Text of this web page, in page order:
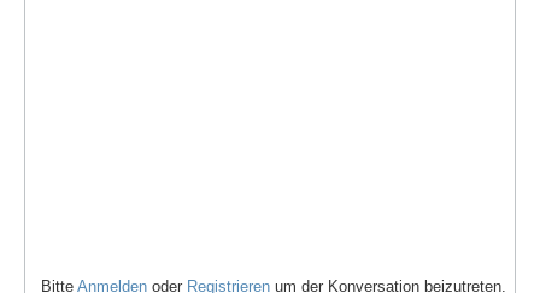
Bitte Anmelden oder Registrieren um der Konversation beizutreten.